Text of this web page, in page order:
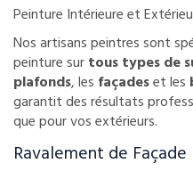
Peinture Intérieure et
Nos artisans peintres sont
peinture surtous types de
plafonds, les façadeset les
garantit des résultats
que pour vos extérieurs.
Ravalement de Façade